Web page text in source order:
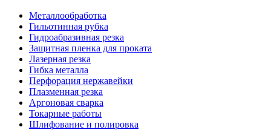
Металлообработка
Гильотинная рубка
Гидроабразивная резка
Защитная пленка для проката
Лазерная резка
Гибка металла
Перфорация нержавейки
Плазменная резка
Аргоновая сварка
Токарные работы
Шлифование и полировка